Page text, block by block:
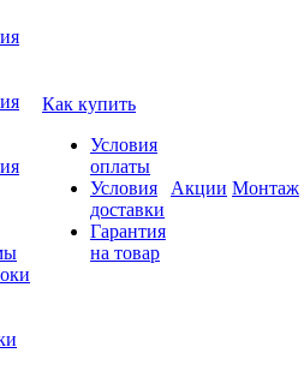
Как купить
Условия
оплаты
Условия
доставки
Гарантия
на товар
Акции Монтаж